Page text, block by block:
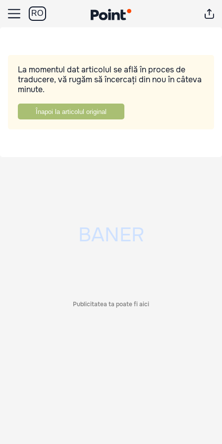
RO
La momentul dat articolul se află în proces de
traducere, vă rugăm să încercați din nou în câteva
minute.
Înapoi la articolul original
Publicitatea ta poate fi aici